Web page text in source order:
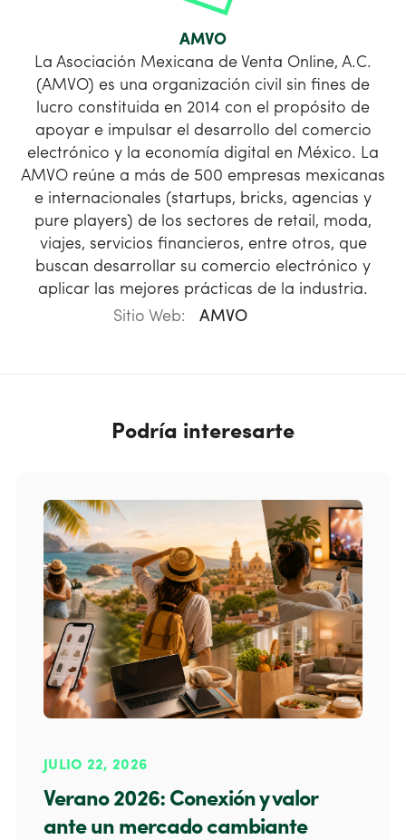
AMVO
La Asociación Mexicana de Venta Online, A.C.
(AMVO) es una organización civil sin fines de
lucro constituida en 2014 con el propósito de
apoyar e impulsar el desarrollo del comercio
electrónico y la economía digital en México. La
AMVO reúne a más de 500 empresas mexicanas
e internacionales (startups, bricks, agencias y
pure players) de los sectores de retail, moda,
viajes, servicios financieros, entre otros, que
buscan desarrollar su comercio electrónico y
aplicar las mejores prácticas de la industria.
Sitio Web:
AMVO
Podría interesarte
JULIO 22, 2026
Verano 2026: Conexión y valor
ante un mercado cambiante